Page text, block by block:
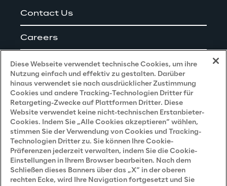
Contact Us
Careers
Impressum
Privacy and Legal
Datenschutz- und Cookie Richtlinie
Datenschutzhinweis(Bewerber)
Datenschutzhinweis (Kunden)
Datenschutzhinweis(Dienstleister)
Diese Webseite verwendet technische Cookies, um ihre
Nutzung einfach und effektiv zu gestalten. Darüber
hinaus verwendet sie nach ausdrücklicher Zustimmung
Cookies und andere Tracking-Technologien Dritter für
Retargeting-Zwecke auf Plattformen Dritter. Diese
Website verwendet keine nicht-technischen Erstanbieter-
Cookies. Indem Sie „Alle Cookies akzeptieren“ wählen,
stimmen Sie der Verwendung von Cookies und Tracking-
Technologien Dritter zu. Sie können Ihre Cookie-
Präferenzen jederzeit verwalten, indem Sie die Cookie-
Einstellungen in Ihrem Browser bearbeiten. Nach dem
Schließen dieses Banners über das „X“ in der oberen
rechten Ecke, wird Ihre Navigation fortgesetzt und Sie